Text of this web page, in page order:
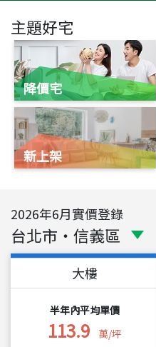
主題好宅
降價宅
新上架
2026年6月實價登錄
台北市 ・ 信義區
大樓
半年內平均單價
113.9 萬/坪